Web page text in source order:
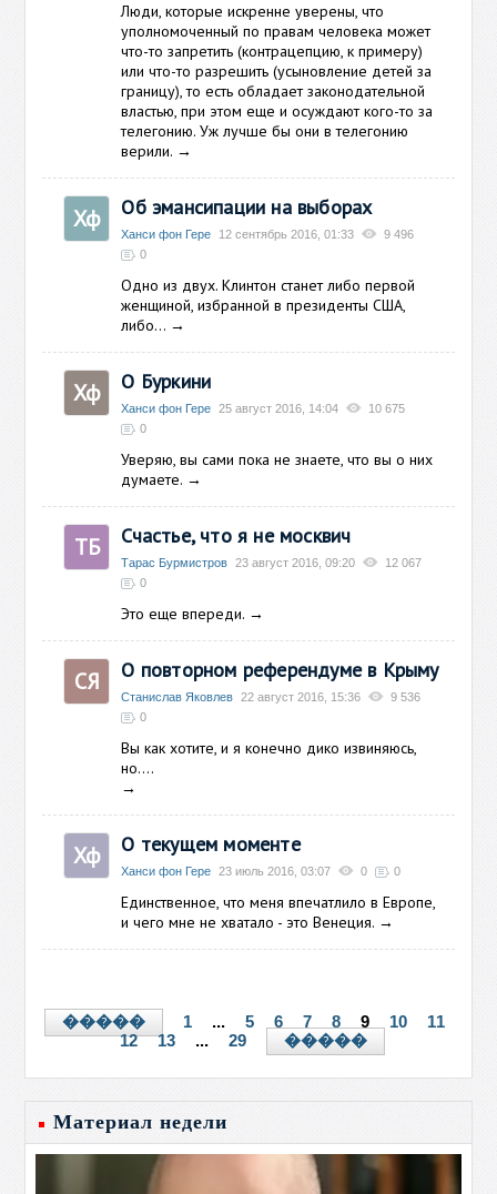
Люди, которые искренне уверены, что
уполномоченный по правам человека может
что-то запретить (контрацепцию, к примеру)
или что-то разрешить (усыновление детей за
границу), то есть обладает законодательной
властью, при этом еще и осуждают кого-то за
телегонию. Уж лучше бы они в телегонию
верили. →
Хф Об эмансипации на выборах
Ханси фон Гере 12 сентябрь 2016, 01:33
9 496
0
Одно из двух. Клинтон станет либо первой
женщиной, избранной в президенты США,
либо... →
Хф О Буркини
Ханси фон Гере 25 август 2016, 14:04
10 675
0
Уверяю, вы сами пока не знаете, что вы о них
думаете. →
ТБ Счастье, что я не москвич
Тарас Бурмистров 23 август 2016, 09:20
12 067
0
Это еще впереди. →
СЯ О повторном референдуме в Крыму
Станислав Яковлев 22 август 2016, 15:36
9 536
0
Вы как хотите, и я конечно дико извиняюсь,
но....
→
Хф О текущем моменте
Ханси фон Гере 23 июль 2016, 03:07 0 0
Единственное, что меня впечатлило в Европе,
и чего мне не хватало - это Венеция. →
����� 1 ... 5 6 7 8 9 10
11
12
13 ... 29 �����
Материал недели